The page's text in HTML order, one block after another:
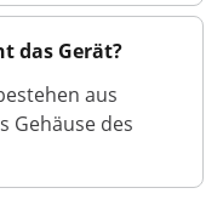
das Gerät?
aus
Gehäuse des